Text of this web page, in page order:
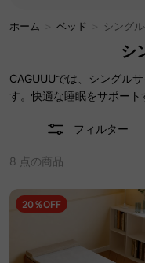
ホーム ベッド シング
シ
CAGUUUでは、シングル
す。快適な睡眠をサポート
フィルター
8 点の商品
20％OFF